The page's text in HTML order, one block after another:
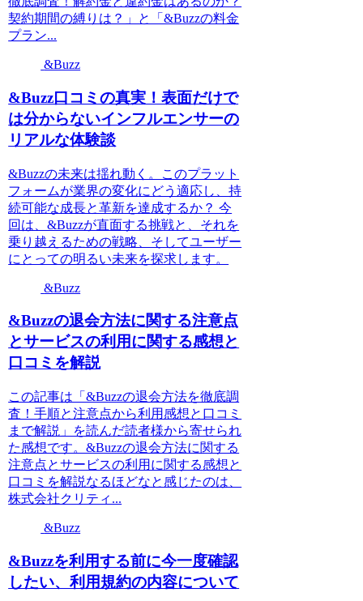
契約期間の縛りは？」と「&Buzzの料金
プラン...
&Buzz
&Buzz口コミの真実！表面だけで
は分からないインフルエンサーの
リアルな体験談
&Buzzの未来は揺れ動く。このプラット
フォームが業界の変化にどう適応し、持
続可能な成長と革新を達成するか？ 今
回は、&Buzzが直面する挑戦と、それを
乗り越えるための戦略、そしてユーザー
にとっての明るい未来を探求します。
&Buzz
&Buzzの退会方法に関する注意点
とサービスの利用に関する感想と
口コミを解説
この記事は「&Buzzの退会方法を徹底調
査！手順と注意点から利用感想と口コミ
まで解説」を読んだ読者様から寄せられ
た感想です。&Buzzの退会方法に関する
注意点とサービスの利用に関する感想と
口コミを解説なるほどなと感じたのは、
株式会社クリティ...
&Buzz
&Buzzを利用する前に今一度確認
したい、利用規約の内容について